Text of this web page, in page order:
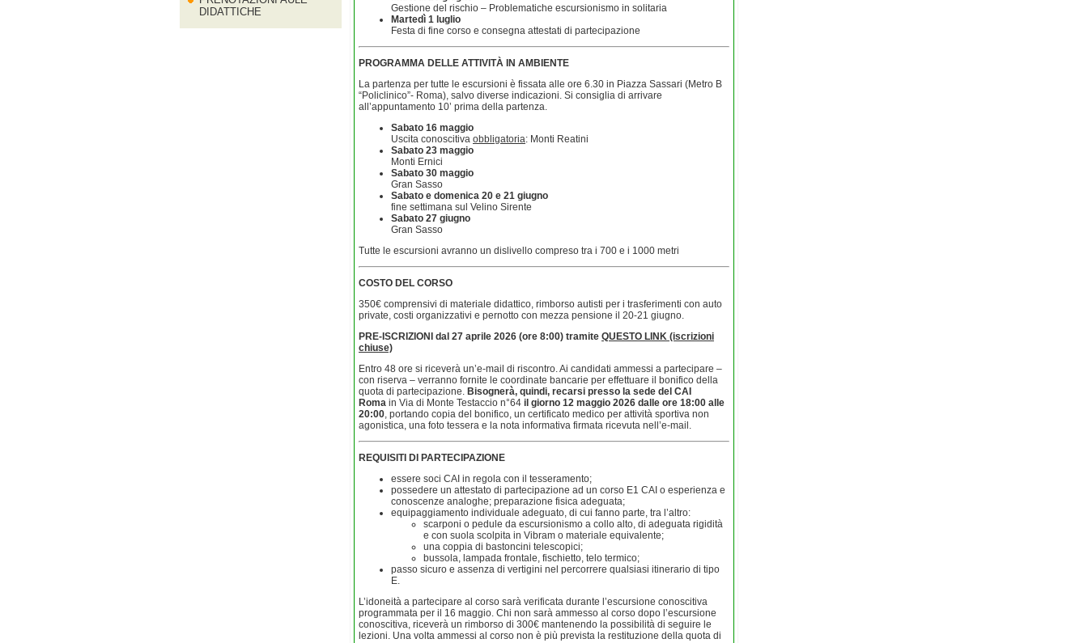
Gestione del rischio – Problematiche escursionismo in solitaria
Martedì 1 luglio
Festa di fine corso e consegna attestati di partecipazione
PROGRAMMA DELLE ATTIVITÀ IN AMBIENTE
La partenza per tutte le escursioni è fissata alle ore 6.30 in Piazza Sassari (Metro B
“Policlinico”- Roma), salvo diverse indicazioni. Si consiglia di arrivare
all’appuntamento 10’ prima della partenza.
Sabato 16 maggio
Uscita conoscitiva obbligatoria: Monti Reatini
Sabato 23 maggio
Monti Ernici
Sabato 30 maggio
Gran Sasso
Sabato e domenica 20 e 21 giugno
fine settimana sul Velino Sirente
Sabato 27 giugno
Gran Sasso
Tutte le escursioni avranno un dislivello compreso tra i 700 e i 1000 metri
COSTO DEL CORSO
350€ comprensivi di materiale didattico, rimborso autisti per i trasferimenti con auto
private, costi organizzativi e pernotto con mezza pensione il 20-21 giugno.
PRE-ISCRIZIONI dal 27 aprile 2026 (ore 8:00) tramite QUESTO LINK (iscrizioni
chiuse)
Entro 48 ore si riceverà un’e-mail di riscontro. Ai candidati ammessi a partecipare –
con riserva – verranno fornite le coordinate bancarie per effettuare il bonifico della
quota di partecipazione. Bisognerà, quindi, recarsi presso la sede del CAI
Roma in Via di Monte Testaccio n°64 il giorno 12 maggio 2026 dalle ore 18:00 alle
20:00, portando copia del bonifico, un certificato medico per attività sportiva non
agonistica, una foto tessera e la nota informativa firmata ricevuta nell’e-mail.
REQUISITI DI PARTECIPAZIONE
essere soci CAI in regola con il tesseramento;
possedere un attestato di partecipazione ad un corso E1 CAI o esperienza e
conoscenze analoghe; preparazione fisica adeguata;
equipaggiamento individuale adeguato, di cui fanno parte, tra l’altro:
scarponi o pedule da escursionismo a collo alto, di adeguata rigidità
e con suola scolpita in Vibram o materiale equivalente;
una coppia di bastoncini telescopici;
bussola, lampada frontale, fischietto, telo termico;
passo sicuro e assenza di vertigini nel percorrere qualsiasi itinerario di tipo
E.
L’idoneità a partecipare al corso sarà verificata durante l’escursione conoscitiva
programmata per il 16 maggio. Chi non sarà ammesso al corso dopo l’escursione
conoscitiva, riceverà un rimborso di 300€ mantenendo la possibilità di seguire le
lezioni. Una volta ammessi al corso non è più prevista la restituzione della quota di
DIDATTICHE